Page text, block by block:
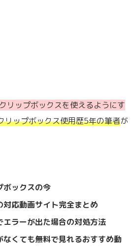
クリップボックスを使えるようにす
リップボックス使用歴5年の筆者が
ボックスの今
対応動画サイト完全まとめ
エラーが出た場合の対処方法
なくても無料で見れるおすすめ動